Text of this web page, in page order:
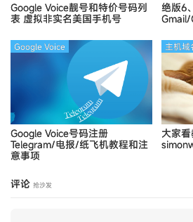
Google Voice靓号和特价号码列
表 虚拟非实名美国手机号
绝版6
Gmail/
Google Voice号码注册
Telegram/电报/纸飞机教程和注
意事项
Google Voice
大家
主机域
评论 抢沙发